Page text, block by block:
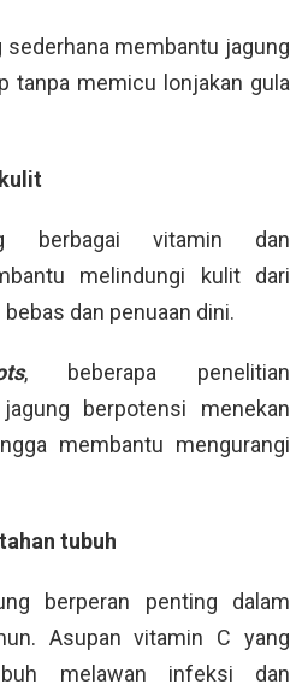
membantu jagung
tanpa memicu lonjakan gula
berbagai vitamin dan
melindungi kulit dari
dan penuaan dini.
, beberapa penelitian
berpotensi menekan
membantu mengurangi
tubuh
berperan penting dalam
Asupan vitamin C yang
melawan infeksi dan